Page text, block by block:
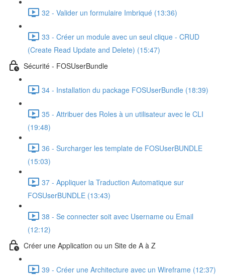
32 - Valider un formulaire Imbriqué (13:36)
33 - Créer un module avec un seul clique - CRUD
(Create Read Update and Delete) (15:47)
Sécurité - FOSUserBundle
34 - Installation du package FOSUserBundle (18:39)
35 - Attribuer des Roles à un utilisateur avec le CLI
(19:48)
36 - Surcharger les template de FOSUserBUNDLE
(15:03)
37 - Appliquer la Traduction Automatique sur
FOSUserBUNDLE (13:43)
38 - Se connecter soit avec Username ou Email
(12:12)
Créer une Application ou un Site de A à Z
39 - Créer une Architecture avec un Wireframe (12:37)